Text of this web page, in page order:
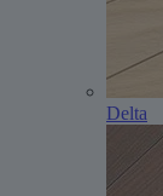
Delta